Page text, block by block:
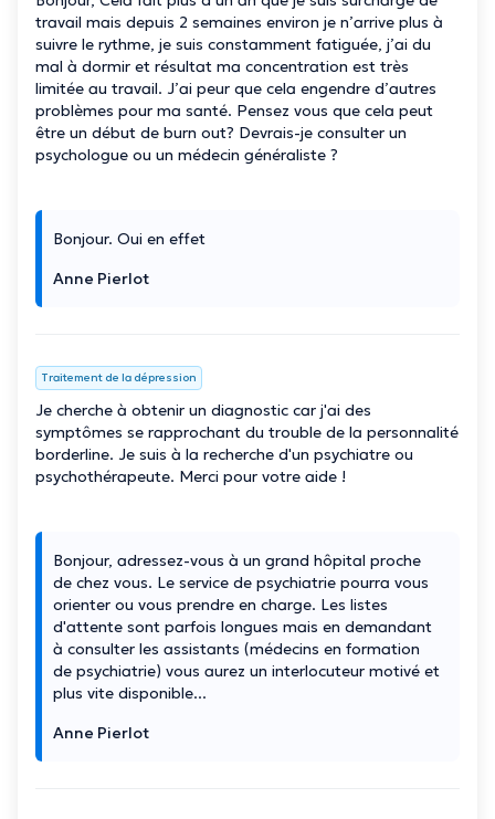
travail mais depuis 2 semaines environ je n’arrive plus à
suivre le rythme, je suis constamment fatiguée, j’ai du
mal à dormir et résultat ma concentration est très
limitée au travail. J’ai peur que cela engendre d’autres
problèmes pour ma santé. Pensez vous que cela peut
être un début de burn out? Devrais-je consulter un
psychologue ou un médecin généraliste ?
Bonjour. Oui en effet
Anne Pierlot
Traitement de la dépression
Je cherche à obtenir un diagnostic car j'ai des
symptômes se rapprochant du trouble de la personnalité
borderline. Je suis à la recherche d'un psychiatre ou
psychothérapeute. Merci pour votre aide !
Bonjour, adressez-vous à un grand hôpital proche
de chez vous. Le service de psychiatrie pourra vous
orienter ou vous prendre en charge. Les listes
d'attente sont parfois longues mais en demandant
à consulter les assistants (médecins en formation
de psychiatrie) vous aurez un interlocuteur motivé et
plus vite disponible...
Anne Pierlot